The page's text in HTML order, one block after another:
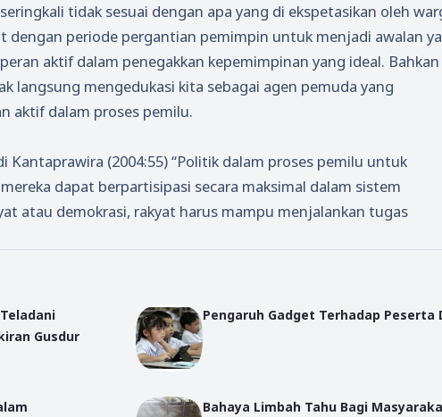
tidak sesuai dengan apa yang di ekspetasikan oleh
dengan periode pergantian pemimpin untuk menjadi awalan
aktif dalam penegakkan kepemimpinan yang ideal. Bahkan
langsung mengedukasi kita sebagai agen pemuda yang
aktif dalam proses pemilu.
(2004:55) “Politik dalam proses pemilu untuk
dapat berpartisipasi secara maksimal dalam sistem
atau demokrasi, rakyat harus mampu menjalankan tugas
Gusdur
Pengaruh Gadget Terhadap Peserta
Bahaya Limbah Tahu Bagi